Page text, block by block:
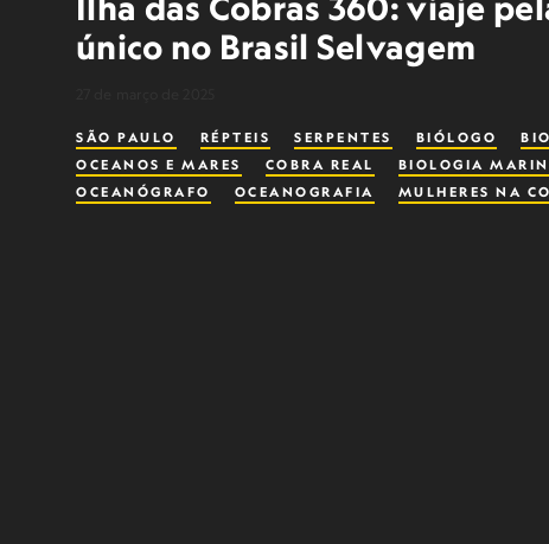
único no Brasil Selvagem
SÃO PAULO RÉPTEIS SERPENTES BIÓLOGO
OCEANOS E MARES
COBRA REAL BIOLOGIA
OCEANÓGRAFO
OCEANOGRAFIA MULHERES NA